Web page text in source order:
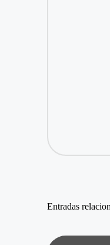
Entradas